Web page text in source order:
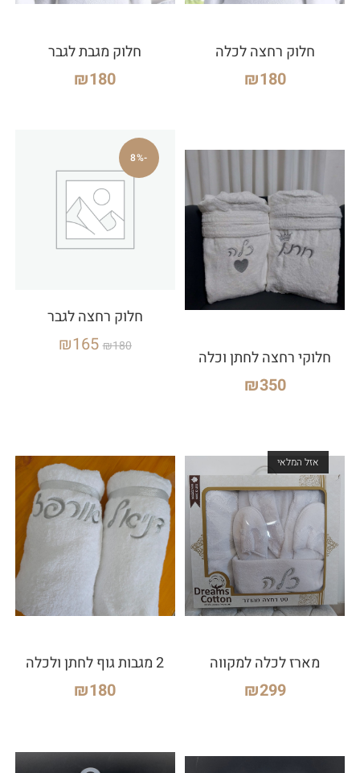
חלוק רחצה לכלה
₪180
חלוק מגבת לגבר
₪180
חלוקי רחצה לחתן וכלה
₪350
-8%
חלוק רחצה לגבר
₪180
₪165
אזל המלאי
מארז לכלה למקווה
₪299
2 מגבות גוף לחתן ולכלה
₪180